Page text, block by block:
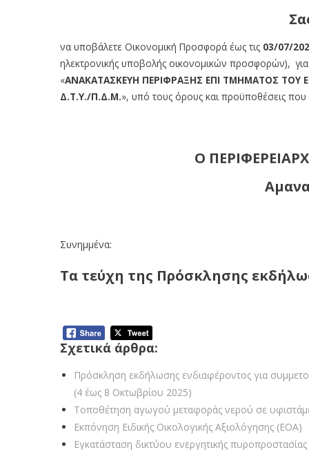
να υποβάλετε Οικονομική Προσφορά έως τις 03/07/
ηλεκτρονικής υποβολής οικονομικών προσφορών),
«ΑΝΑΚΑΤΑΣΚΕΥΗ ΠΕΡΙΦΡΑΞΗΣ ΕΠΙ ΤΜΗΜΑΤΟΣ ΤΟΥ
Δ.Τ.Υ./Π.Δ.Μ.», υπό τους όρους και προϋποθέσεις
Ο
Συνημμένα:
Τα τεύχη της Πρόσκλησης
Σχετικά άρθρα:
Πρόσκληση εκδήλωσης ενδιαφέροντος για
(4 έως 8 Οκτωβρίου 2025)
Τοποθέτηση αγωγού μεταφοράς νερού σε
Εκπόνηση Ειδικής Οικολογικής Αξιολόγησης (ΕΟΑ)
Εγκατάσταση δικτύου ενεργητικής